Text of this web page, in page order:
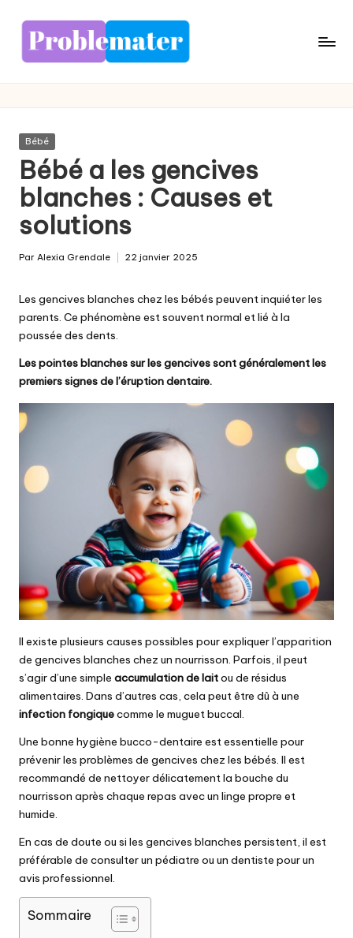
Posted
Bébé
Bébé a les gencives
blanches : Causes et
solutions
Par Alexia Grendale 22 janvier 2025
Les gencives blanches chez les bébés peuvent inquiéter les
parents. Ce phénomène est souvent normal et lié à la
poussée des dents.
Les pointes blanches sur les gencives sont généralement les
premiers signes de l’éruption dentaire.
Il existe plusieurs causes possibles pour expliquer l’apparition
de gencives blanches chez un nourrisson. Parfois, il peut
s’agir d’une simple accumulation de laitou de résidus
alimentaires. Dans d’autres cas, cela peut être dû à une
infection fongiquecomme le muguet buccal.
Une bonne hygiène bucco-dentaire est essentielle pour
prévenir les problèmes de gencives chez les bébés. Il est
recommandé de nettoyer délicatement la bouche du
nourrisson après chaque repas avec un linge propre et
humide.
En cas de doute ou si les gencives blanches persistent, il est
préférable de consulter un pédiatre ou un dentiste pour un
avis professionnel.
Sommaire